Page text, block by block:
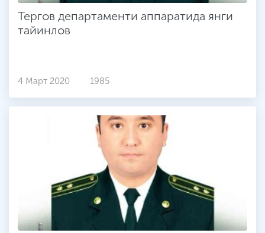
Тергов департаменти аппаратида янги
тайинлов
4 Март 2020 1985